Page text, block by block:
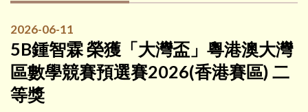
2026-06-11
5B鍾智霖 榮獲「大灣盃」粵港澳大灣
區數學競賽預選賽2026(香港賽區) 二
等獎